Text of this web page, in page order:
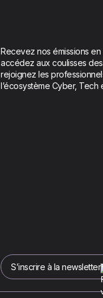
Recevez nos émissions en
accédez aux coulisses
rejoignez les
l’écosystème Cyber, Tech
S’inscrire à la newsletter